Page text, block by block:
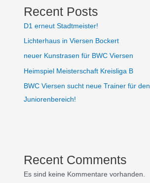
Recent Posts
D1 erneut Stadtmeister!
Lichterhaus in Viersen Bockert
neuer Kunstrasen für BWC Viersen
Heimspiel Meisterschaft Kreisliga B
BWC Viersen sucht neue Trainer für den
Juniorenbereich!
Recent Comments
Es sind keine Kommentare vorhanden.